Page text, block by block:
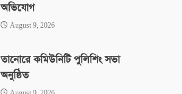
অভিযোগ
August 9, 2026
তানোরে কমিউনিটি পুলিশিং সভা
অনুষ্ঠিত